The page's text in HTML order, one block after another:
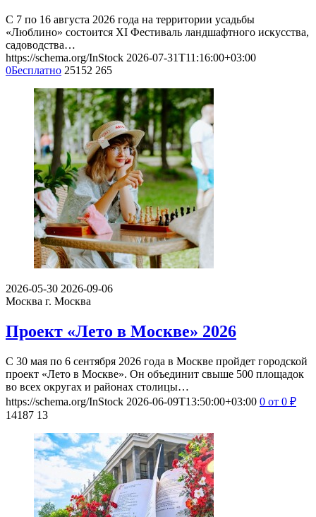
С 7 по 16 августа 2026 года на территории усадьбы
«Люблино» состоится XI Фестиваль ландшафтного искусства,
садоводства…
https://schema.org/InStock 2026-07-31T11:16:00+03:00
0Бесплатно 25152 265
2026-05-30 2026-09-06
Москва г. Москва
Проект «Лето в Москве» 2026
С 30 мая по 6 сентября 2026 года в Москве пройдет городской
проект «Лето в Москве». Он объединит свыше 500 площадок
во всех округах и районах столицы…
https://schema.org/InStock 2026-06-09T13:50:00+03:00 0 от 0 ₽
14187 13